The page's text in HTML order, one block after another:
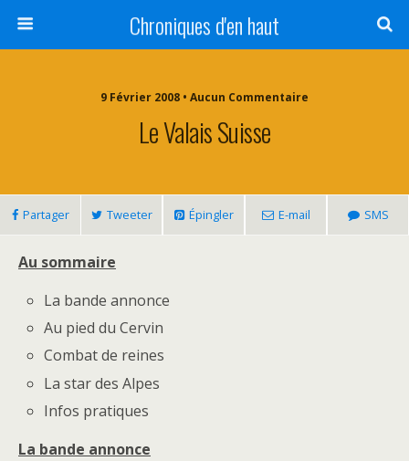
Chroniques d'en haut
9 Février 2008 • Aucun Commentaire
Le Valais Suisse
Partager Tweeter Épingler E-mail SMS
Au sommaire
La bande annonce
Au pied du Cervin
Combat de reines
La star des Alpes
Infos pratiques
La bande annonce